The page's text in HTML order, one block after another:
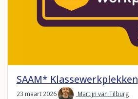
SAAM* Klassewerkplekken
23 maart 2026 Martijn van Tilburg